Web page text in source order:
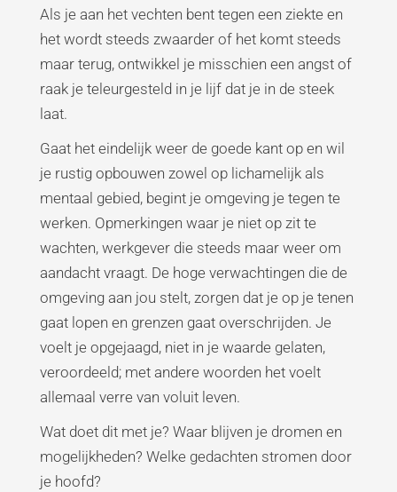
Als je aan het vechten bent tegen een ziekte en
het wordt steeds zwaarder of het komt steeds
maar terug, ontwikkel je misschien een angst of
raak je teleurgesteld in je lijf dat je in de steek
laat.
Gaat het eindelijk weer de goede kant op en wil
je rustig opbouwen zowel op lichamelijk als
mentaal gebied, begint je omgeving je tegen te
werken. Opmerkingen waar je niet op zit te
wachten, werkgever die steeds maar weer om
aandacht vraagt. De hoge verwachtingen die de
omgeving aan jou stelt, zorgen dat je op je tenen
gaat lopen en grenzen gaat overschrijden. Je
voelt je opgejaagd, niet in je waarde gelaten,
veroordeeld; met andere woorden het voelt
allemaal verre van voluit leven.
Wat doet dit met je? Waar blijven je dromen en
mogelijkheden? Welke gedachten stromen door
je hoofd?